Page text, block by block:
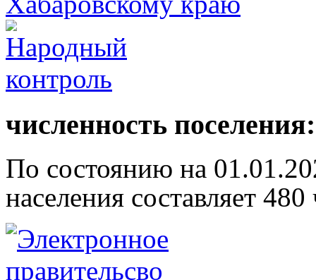
численность поселения:
По состоянию на
населения составляет 480